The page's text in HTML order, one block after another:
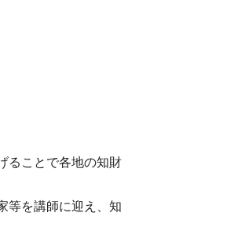
ることで各地の知財
等を講師に迎え、知